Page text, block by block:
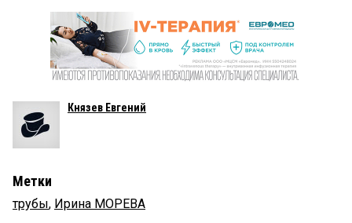
Князев Евгений
Метки
трубы, Ирина МОРЕВА